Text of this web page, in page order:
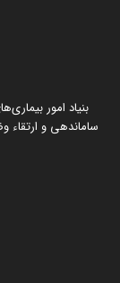
بنیاد امور
ساماندهی و